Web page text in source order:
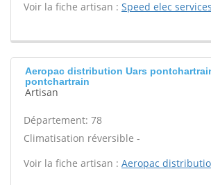
Voir la fiche artisan : Speed elec services
Aeropac distribution Uars
pontchartrain
Artisan
Département: 78
Climatisation réversible -
Voir la fiche artisan : Aeropac